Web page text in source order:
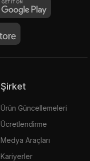
Şirket
Ürün Güncellemeleri
Ücretlendirme
Medya Araçları
Kariyerler